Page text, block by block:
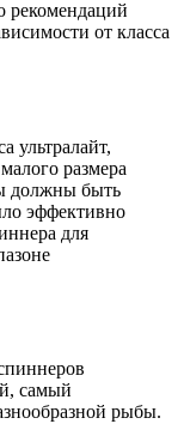
рекомендаций
от класса
ультралайт,
размера
должны быть
эффективно
для
самый
рыбы.